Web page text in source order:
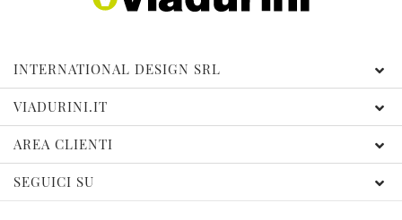
INTERNATIONAL DESIGN SRL
VIADURINI.IT
AREA CLIENTI
SEGUICI SU